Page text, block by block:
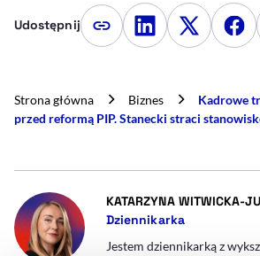
Udostępnij Kopiuj link artykułu
Udostępnij na
Strona główna Biznes
Kadrowe
przed reformą PIP. Stanecki straci
KATARZYNA WITWICKA-
Dziennikarka
Jestem dziennikarką z